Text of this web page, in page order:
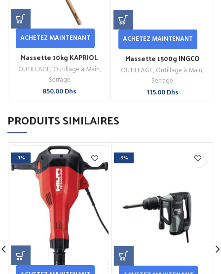
ACHETEZ MAINTENANT
Massette 10kg KAPRIOL
OUTILLAGE, Outillage à Main,
Serrage
850.00Dhs
ACHETEZ MAINTENANT
Massette 1500g INGCO
OUTILLAGE, Outillage à Main,
Serrage
115.00Dhs
PRODUITS SIMILAIRES
-1% -3%